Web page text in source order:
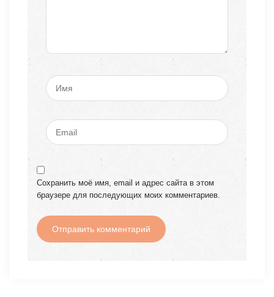
Сохранить моё имя, email и адрес сайта в этом
браузере для последующих моих комментариев.